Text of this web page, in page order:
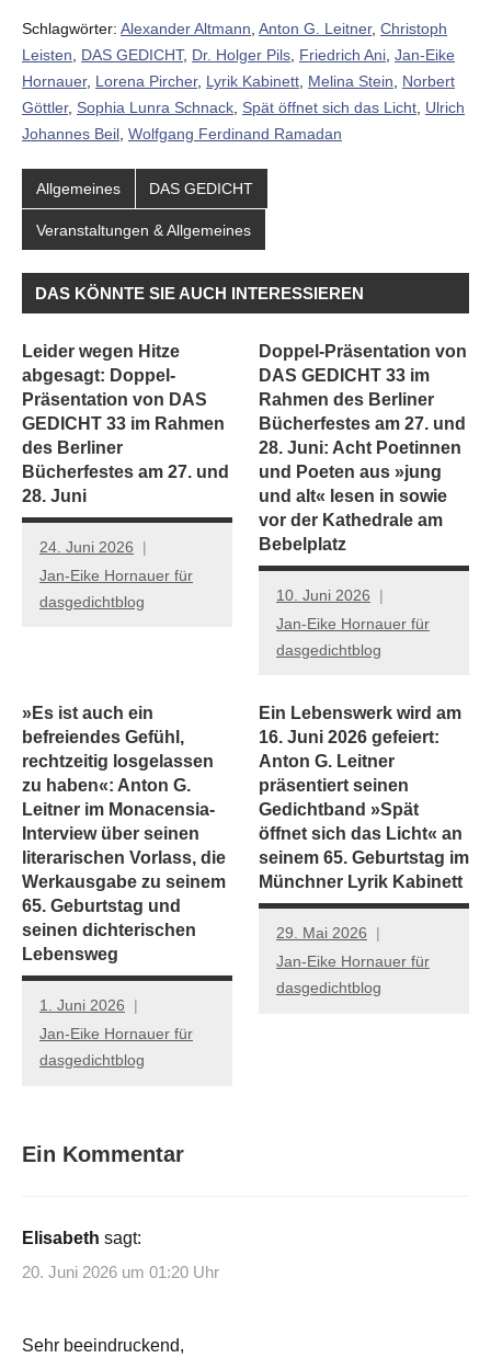
Schlagwörter: Alexander Altmann Anton G. Leitner, Christoph
Leisten
DAS GEDICHT, Dr. Holger Pils Friedrich Ani Jan-Eike
Hornauer, Lorena Pircher, Lyrik Kabinett Melina Stein
Norbert
Göttler, Sophia Lunra Schnack Spät öffnet sich das Licht Ulrich
Johannes Beil Wolfgang Ferdinand Ramadan
Allgemeines DAS GEDICHT
Veranstaltungen & Allgemeines
DAS KÖNNTE SIE AUCH INTERESSIEREN
Leider wegen Hitze
abgesagt: Doppel-
Präsentation von DAS
GEDICHT 33 im Rahmen
des Berliner
Bücherfestes am 27. und
28. Juni
24. Juni 2026
Jan-Eike Hornauer für
dasgedichtblog
Doppel-Präsentation von
DAS GEDICHT 33 im
Rahmen des Berliner
Bücherfestes am 27. und
28. Juni: Acht Poetinnen
und Poeten aus »jung
und alt« lesen in sowie
vor der Kathedrale am
Bebelplatz
10. Juni 2026
Jan-Eike Hornauer für
dasgedichtblog
»Es ist auch ein
befreiendes Gefühl,
rechtzeitig losgelassen
zu haben«: Anton G.
Leitner im Monacensia-
Interview über seinen
literarischen Vorlass, die
Werkausgabe zu seinem
65. Geburtstag und
seinen dichterischen
Lebensweg
1. Juni 2026
Jan-Eike Hornauer für
dasgedichtblog
Ein Lebenswerk wird am
16. Juni 2026 gefeiert:
Anton G. Leitner
präsentiert seinen
Gedichtband »Spät
öffnet sich das Licht« an
seinem 65. Geburtstag im
Münchner Lyrik Kabinett
29. Mai 2026
Jan-Eike Hornauer für
dasgedichtblog
Ein Kommentar
Elisabeth sagt:
20. Juni 2026 um 01:20 Uhr
Sehr beeindruckend,